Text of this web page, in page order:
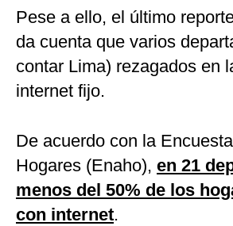
Pese a ello, el último
da cuenta que varios
contar Lima) rezagados en
internet fijo.
De acuerdo con la
Hogares (Enaho), en 21
menos del 50% de los
con internet.